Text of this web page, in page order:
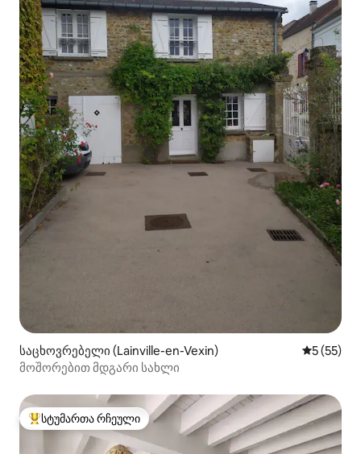
საცხოვრებელი (Lainville-en-Vexin) საშუალო
5 (55)
მოშორებით მდგარი სახლი
სტუმართა რჩეული მოწინავე ვარიანტი
სტუმართა რჩეული